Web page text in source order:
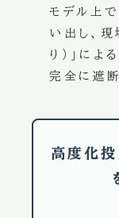
モデル上
い出し、現
り）」によ
完全に遮断
高度化投